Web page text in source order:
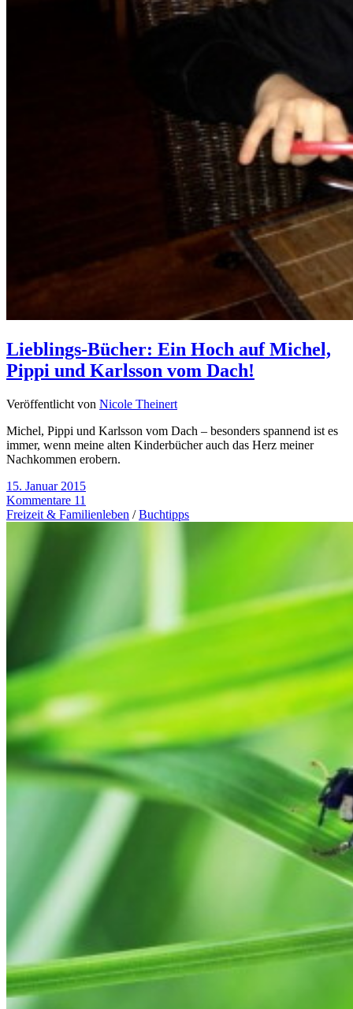
Lieblings-Bücher: Ein Hoch auf Michel,
Pippi und Karlsson vom Dach!
Veröffentlicht von Nicole Theinert
Michel, Pippi und Karlsson vom Dach – besonders spannend ist es
immer, wenn meine alten Kinderbücher auch das Herz meiner
Nachkommen erobern.
15. Januar 2015
Kommentare 11
Freizeit & Familienleben /Buchtipps